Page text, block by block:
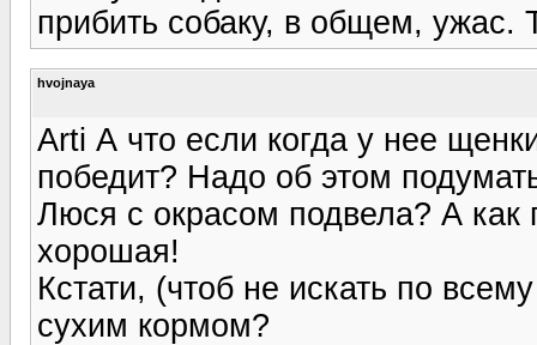
прибить собаку, в общем, ужас.
hvojnaya
Arti А что если когда у нее
победит? Надо об этом
Люся с окрасом подвела? А
хорошая!
Кстати, (чтоб не искать по
сухим кормом?